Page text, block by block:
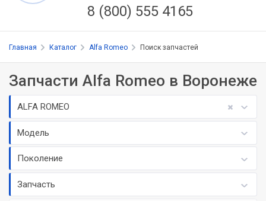
8 (800) 555 4165
Главная Каталог Alfa Romeo Поиск запчастей
Запчасти Alfa Romeo в Воронеже
ALFA ROMEO
Модель
Поколение
Запчасть